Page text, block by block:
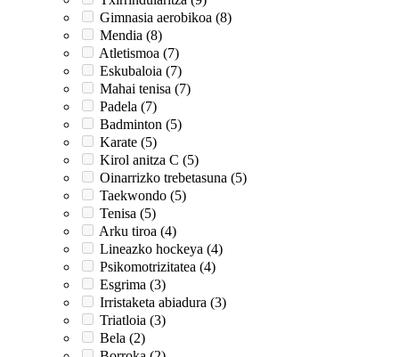
Gimnasia aerobikoa (8)
Mendia (8)
Atletismoa (7)
Eskubaloia (7)
Mahai tenisa (7)
Padela (7)
Badminton (5)
Karate (5)
Kirol anitza C (5)
Oinarrizko trebetasuna (5)
Taekwondo (5)
Tenisa (5)
Arku tiroa (4)
Lineazko hockeya (4)
Psikomotrizitatea (4)
Esgrima (3)
Irristaketa abiadura (3)
Triatloia (3)
Bela (2)